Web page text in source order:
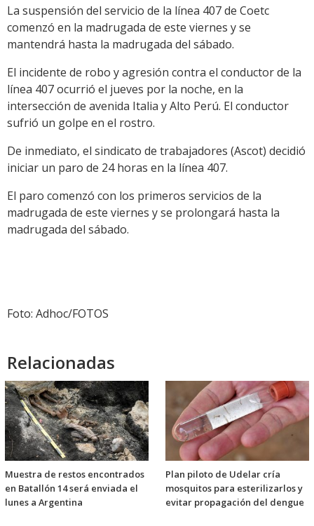
Link
La suspensión del servicio de la línea 407 de Coetc
comenzó en la madrugada de este viernes y se
mantendrá hasta la madrugada del sábado.
El incidente de robo y agresión contra el conductor de la
línea 407 ocurrió el jueves por la noche, en la
intersección de avenida Italia y Alto Perú. El conductor
sufrió un golpe en el rostro.
De inmediato, el sindicato de trabajadores (Ascot) decidió
iniciar un paro de 24 horas en la línea 407.
El paro comenzó con los primeros servicios de la
madrugada de este viernes y se prolongará hasta la
madrugada del sábado.
Foto: Adhoc/FOTOS
Relacionadas
Muestra de restos encontrados
en Batallón 14 será enviada el
lunes a Argentina
Plan piloto de Udelar cría
mosquitos para esterilizarlos y
evitar propagación del dengue